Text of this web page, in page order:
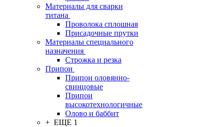
Материалы для сварки
титана
Проволока сплошная
Присадочные прутки
Материалы специального
назначения
Строжка и резка
Припои
Припои оловянно-
свинцовые
Припои
высокотехнологичные
Олово и баббит
+ ЕЩЕ 1